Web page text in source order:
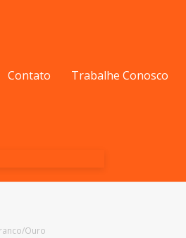
Contato Trabalhe Conosco
Ouro